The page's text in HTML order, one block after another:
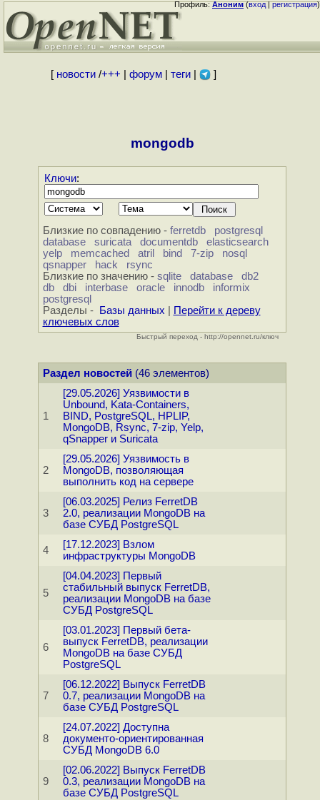
Профиль:Аноним(вход|регистрация)
[ новости/+++ форум| теги| ]
mongodb
Ключи:
Близкие по совпадению - ferretdb
postgresql
database
suricata documentdb
elasticsearch
yelp
memcached atril bind 7-zip
nosql
qsnapper
hack
rsync
Близкие по значению - sqlite database
db2
db
dbi interbase oracle innodb
informix
postgresql
Разделы -
Базы данных
Перейти к дереву
ключевых слов
Быстрый переход - http://opennet.ru/ключ
Раздел новостей(46 элементов)
1
[29.05.2026] Уязвимости в
Unbound, Kata-Containers,
BIND, PostgreSQL, HPLIP,
MongoDB, Rsync, 7-zip, Yelp,
qSnapper и Suricata
2
[29.05.2026] Уязвимость в
MongoDB, позволяющая
выполнить код на сервере
3
[06.03.2025] Релиз FerretDB
2.0, реализации MongoDB на
базе СУБД PostgreSQL
4
[17.12.2023] Взлом
инфраструктуры MongoDB
5
[04.04.2023] Первый
стабильный выпуск FerretDB,
реализации MongoDB на базе
СУБД PostgreSQL
6
[03.01.2023] Первый бета-
выпуск FerretDB, реализации
MongoDB на базе СУБД
PostgreSQL
7
[06.12.2022] Выпуск FerretDB
0.7, реализации MongoDB на
базе СУБД PostgreSQL
8
[24.07.2022] Доступна
документо-ориентированная
СУБД MongoDB 6.0
9
[02.06.2022] Выпуск FerretDB
0.3, реализации MongoDB на
базе СУБД PostgreSQL